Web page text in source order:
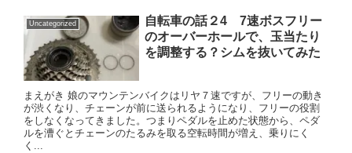
Uncategorized
自転車の話２4 7速ボスフリー
のオーバーホールで、玉当たり
を調整する？シムを抜いてみた
まえがき 娘のマウンテンバイクはリヤ７速ですが、フリーの動き
が渋くなり、チェーンが前に送られるようになり、フリーの役割
をしなくなってきました。つまりペダルを止めた状態から、ペダ
ルを漕ぐとチェーンのたるみを取る空転時間が増え、乗りにく
く...